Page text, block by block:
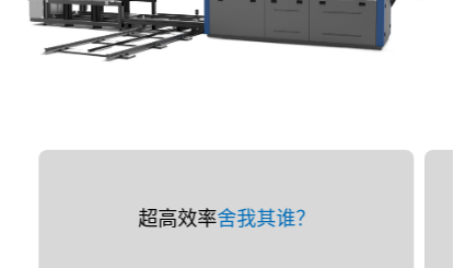
超高效率舍我其谁？